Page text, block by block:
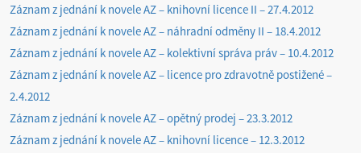
Záznam z jednání k novele AZ – knihovní licence II – 27.4.2012
Záznam z jednání k novele AZ – náhradní odměny II – 18.4.2012
Záznam z jednání k novele AZ – kolektivní správa práv – 10.4.2012
Záznam z jednání k novele AZ – licence pro zdravotně postižené –
2.4.2012
Záznam z jednání k novele AZ – opětný prodej – 23.3.2012
Záznam z jednání k novele AZ – knihovní licence – 12.3.2012